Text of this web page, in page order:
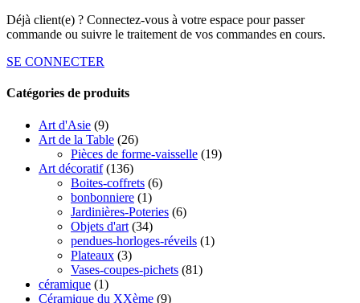
Déjà client(e) ? Connectez-vous à votre espace pour passer
commande ou suivre le traitement de vos commandes en cours.
SE CONNECTER
Catégories de produits
Art d'Asie (9)
Art de la Table (26)
Pièces de forme-vaisselle (19)
Art décoratif (136)
Boites-coffrets (6)
bonbonniere (1)
Jardinières-Poteries (6)
Objets d'art (34)
pendues-horloges-réveils (1)
Plateaux (3)
Vases-coupes-pichets (81)
céramique (1)
Céramique du XXème (9)